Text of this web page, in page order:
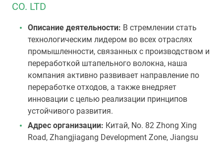
CO. LTD
Описание деятельности: В стремлении стать
технологическим лидером во всех отраслях
промышленности, связанных с производством и
переработкой штапельного волокна, наша
компания активно развивает направление по
переработке отходов, а также внедряет
инновации с целью реализации принципов
устойчивого развития.
Адрес организации: Китай, No. 82 Zhong Xing
Road, Zhangjiagang Development Zone, Jiangsu